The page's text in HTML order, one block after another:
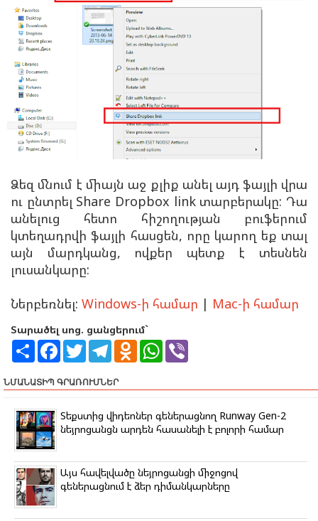
Ձեզ մնում է միայն աջ քլիք անել այդ ֆայլի վրա
ու ընտրել Share Dropbox link տարբերակը: Դա
անելուց հետո հիշողության բուֆերում
կտեղադրվի ֆայլի հասցեն, որը կարող եք տալ
այն մարդկանց, ովքեր պետք է տեսնեն
լուսանկարը:
Ներբեռնել: Windows-ի համար | Mac-ի համար
Տարածել սոց. ցանցերում`
S
r
e
F
e
b
o
k
T
w
t
t
r
T
e
g
a
m
O
k
a
s
i
k
i
W
s
p
r
ՆՄԱՆԱՏԻՊ ԳՐԱՌՈՒՄՆԵՐ
Տեքստից վիդեոներ գեներացնող Runway Gen-2
նեյրոցանցն արդեն հասանելի է բոլորի համար
Այս հավելվածը նեյրոցանցի միջոցով
գեներացնում է ձեր դիմանկարները